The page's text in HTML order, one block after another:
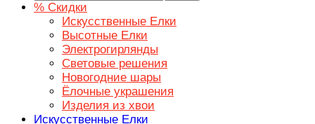
% Скидки
Искусственные Елки
Высотные Елки
Электрогирлянды
Световые решения
Новогодние шары
Ёлочные украшения
Изделия из хвои
Искусственные Елки